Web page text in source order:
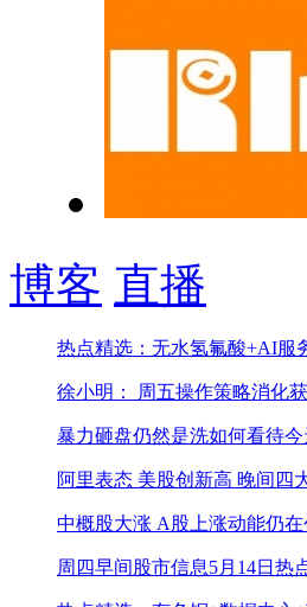
博客 直播
热点精选：无水氢氟酸+AI服
徐小明： 周五操作策略消化
暴力砸盘仍然是洗如何看待
阿里表态 美股创新高 晚间四
中概股大涨 A股上涨动能仍在
周四早间股市信息5月14日热